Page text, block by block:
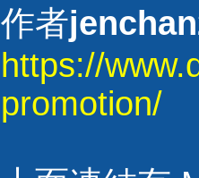
作者
https://
promotion/